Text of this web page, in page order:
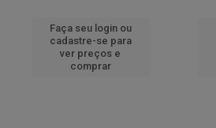
Faça seu login ou
cadastre-se para
ver preços e
comprar